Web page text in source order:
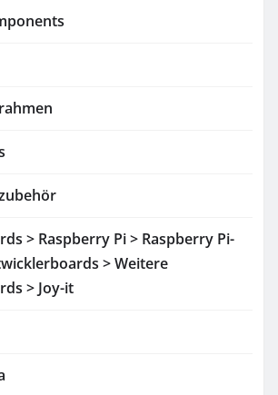
> Raspberry Pi > Raspberry Pi-
> Weitere
> Joy-it